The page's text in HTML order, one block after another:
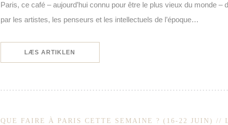
Paris, ce café – aujourd’hui connu pour être le plus vieux du monde –
par les artistes, les penseurs et les intellectuels de l’époque…
LÆS ARTIKLEN
QUE FAIRE À PARIS CETTE SEMAINE ? (16-22 JUIN) //